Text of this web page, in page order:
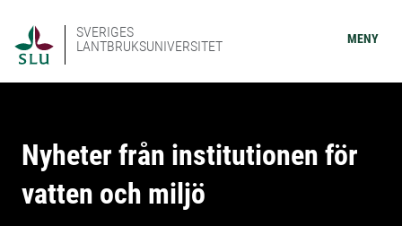
SVERIGES
LANTBRUKSUNIVERSITET
MENY
Nyheter från institutionen för
vatten och miljö